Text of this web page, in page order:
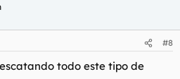
#8
todo este tipo de